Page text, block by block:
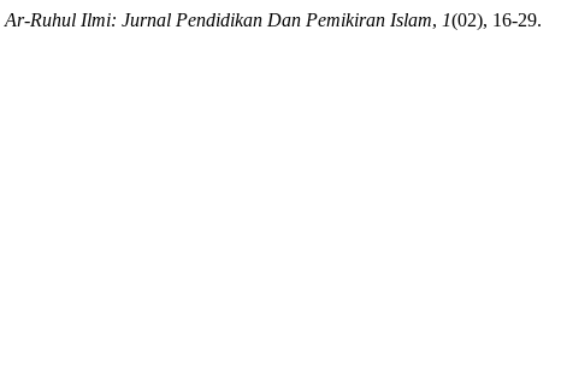
Ar-Ruhul Ilmi: Jurnal Pendidikan Dan Pemikiran Islam, 1(02), 16-29.